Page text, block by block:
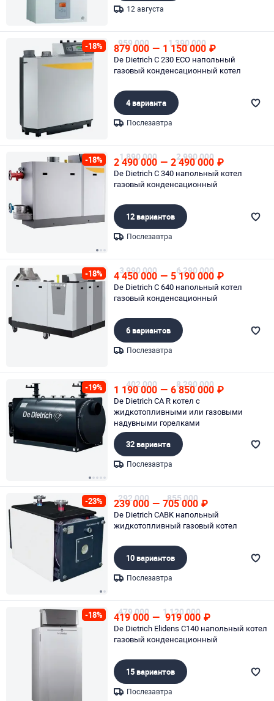
12 августа
-18% 959 000
879 000 — 1 390 000
1 150 000 ₽
De Dietrich C 230 ECO напольный
газовый конденсационный котел
4 варианта
Послезавтра
-18% 1 890 000
2 490 000 — 2 990 000
2 490 000 ₽
De Dietrich C 340 напольный котел
газовый конденсационный
12 вариантов
Послезавтра
-18% 3 990 000
4 450 000 — 6 290 000
5 190 000 ₽
De Dietrich C 640 напольный котел
газовый конденсационный
6 вариантов
Послезавтра
-19% 402 000
1 190 000 — 8 290 000
6 850 000 ₽
De Dietrich CA R котел с
жидкотопливными или газовыми
надувными горелками
32 варианта
Послезавтра
-23% 292 000
239 000 — 855 000
705 000 ₽
De Dietrich CABK напольный
жидкотопливный газовый котел
10 вариантов
Послезавтра
-18% 479 000
419 000 — 1 120 000
919 000 ₽
De Dietrich Elidens C140 напольный котел
газовый конденсационный
15 вариантов
Послезавтра